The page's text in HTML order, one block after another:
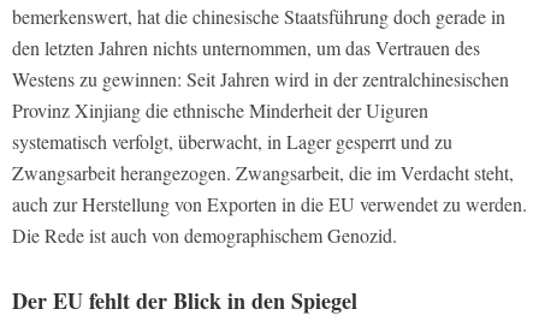
bemerkenswert, hat die chinesische Staatsführung doch gerade in
den letzten Jahren nichts unternommen, um das Vertrauen des
Westens zu gewinnen: Seit Jahren wird in der zentralchinesischen
Provinz Xinjiang die ethnische Minderheit der Uiguren
systematisch verfolgt, überwacht, in Lager gesperrt und zu
Zwangsarbeit herangezogen. Zwangsarbeit, die im Verdacht steht,
auch zur Herstellung von Exporten in die EU verwendet zu werden.
Die Rede ist auch von demographischem Genozid.
Der EU fehlt der Blick in den Spiegel